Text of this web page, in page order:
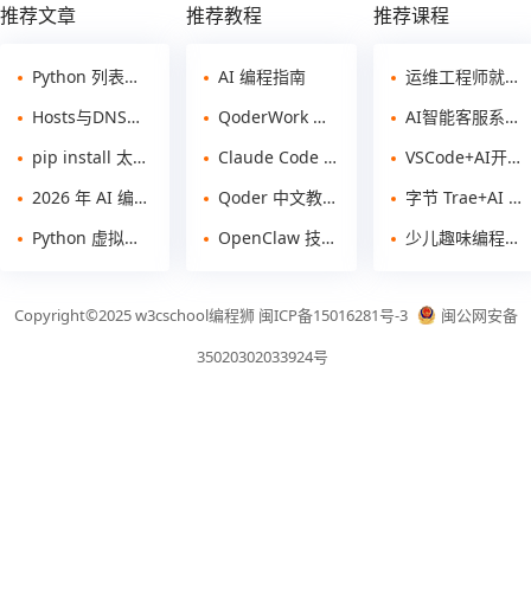
推荐文章
Python 列表怎么去重？附 4 种方法详解（set、推导式、循环、字典）
Hosts与DNS入门科普：编程新手必学网络基础
pip install 太慢总是超时？国内镜像源配置的 4 种方法（2026 实测可用）
2026 年 AI 编程助手怎么选？Qoder、OpenClaw 与 DeepSeek 横向对比测评
Python 虚拟环境怎么选？venv、conda、uv 三种方案横向对比
推荐教程
AI 编程指南
QoderWork 中文教程
Claude Code 编程技能教程
Qoder 中文教程
OpenClaw 技能库中文版
推荐课程
运维工程师就业指导课程
AI智能客服系统（DeepSeek+豆包AI+Node.JS）
VSCode+AI开发微信小程序教程
字节 Trae+AI 开发微信洗车预约小程序实战课程
少儿趣味编程游戏scratch3.0从入门到精通
Copyright©2025w3cschool编程狮 闽ICP备15016281号-3
闽公网安备
35020302033924号